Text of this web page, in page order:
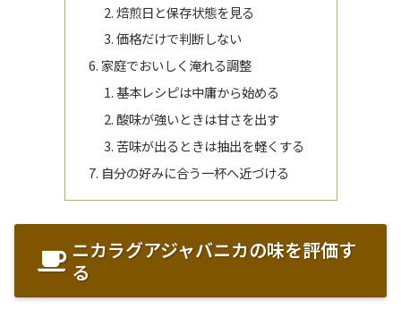
焙煎日と保存状態を見る
価格だけで判断しない
家庭でおいしく淹れる調整
基本レシピは中庸から始める
酸味が強いときは甘さを出す
苦味が出るときは抽出を軽くする
自分の好みに合う一杯へ近づける
ニカラグアジャバニカの味を評価す
る